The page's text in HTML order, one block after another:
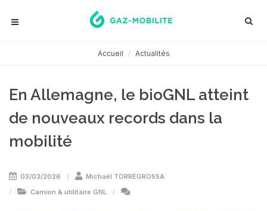
Accueil Actualités
En Allemagne, le bioGNL atteint
de nouveaux records dans la
mobilité
03/03/2026
Michaël TORREGROSSA
Camion & utilitaire GNL